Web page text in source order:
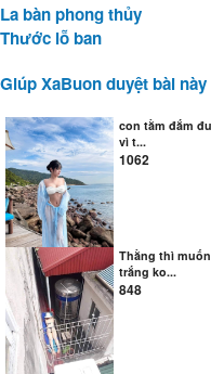
La bàn phong thủy
Thước lỗ ban
Giúp XaBuon duyệt bài này
con tằm đắm
vì t...
1062
Thằng thì muốn
trắng ko...
848